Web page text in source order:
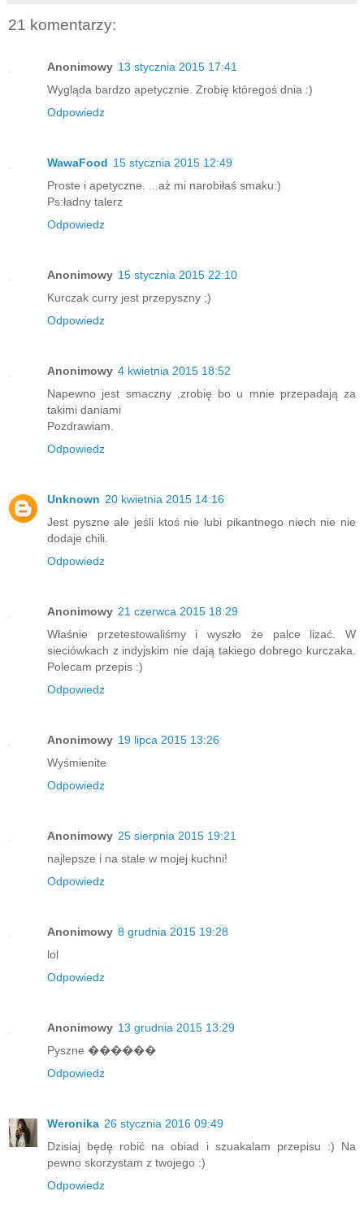
21 komentarzy:
Anonimowy 13 stycznia 2015 17:41
Wygląda bardzo apetycznie. Zrobię któregoś dnia :)
Odpowiedz
WawaFood 15 stycznia 2015 12:49
Proste i apetyczne. ...aż mi narobiłaś smaku:)
Ps:ładny talerz
Odpowiedz
Anonimowy 15 stycznia 2015 22:10
Kurczak curry jest przepyszny ;)
Odpowiedz
Anonimowy 4 kwietnia 2015 18:52
Napewno jest smaczny ,zrobię bo u mnie przepadają za
takimi daniami
Pozdrawiam.
Odpowiedz
Unknown 20 kwietnia 2015 14:16
Jest pyszne ale jeśli ktoś nie lubi pikantnego niech nie nie
dodaje chili.
Odpowiedz
Anonimowy 21 czerwca 2015 18:29
Właśnie przetestowaliśmy i wyszło że palce lizać. W
sieciówkach z indyjskim nie dają takiego dobrego kurczaka.
Polecam przepis :)
Odpowiedz
Anonimowy 19 lipca 2015 13:26
Wyśmienite
Odpowiedz
Anonimowy 25 sierpnia 2015 19:21
najlepsze i na stale w mojej kuchni!
Odpowiedz
Anonimowy 8 grudnia 2015 19:28
lol
Odpowiedz
Anonimowy 13 grudnia 2015 13:29
Pyszne ������
Odpowiedz
Weronika 26 stycznia 2016 09:49
Dzisiaj będę robić na obiad i szuakalam przepisu :) Na
pewno skorzystam z twojego :)
Odpowiedz